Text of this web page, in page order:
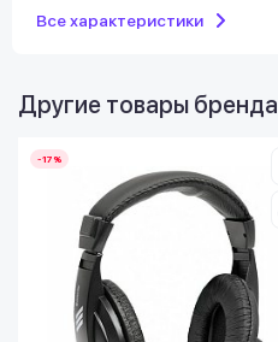
Все характеристики
Другие товары бренда
-17%